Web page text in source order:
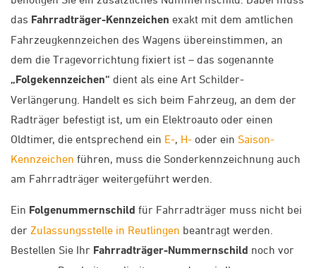
das Fahrradträger-Kennzeichen exakt mit dem amtlichen
Fahrzeugkennzeichen des Wagens übereinstimmen, an
dem die Tragevorrichtung fixiert ist – das sogenannte
„Folgekennzeichen“ dient als eine Art Schilder-
Verlängerung. Handelt es sich beim Fahrzeug, an dem der
Radträger befestigt ist, um ein Elektroauto oder einen
Oldtimer, die entsprechend ein E-, H- oder ein Saison-
Kennzeichen führen, muss die Sonderkennzeichnung auch
am Fahrradträger weitergeführt werden.
Ein Folgenummernschild für Fahrradträger muss nicht bei
der Zulassungsstelle in Reutlingen beantragt werden.
Bestellen Sie Ihr Fahrradträger-Nummernschild noch vor